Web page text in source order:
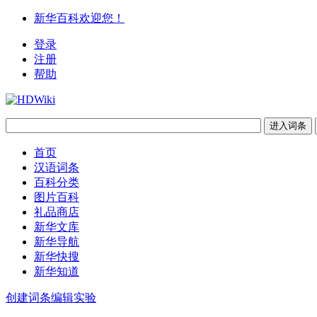
新华百科欢迎您！
登录
注册
帮助
首页
汉语词条
百科分类
图片百科
礼品商店
新华文库
新华导航
新华快搜
新华知道
创建词条编辑实验